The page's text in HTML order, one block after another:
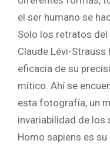
el ser humano se
Solo los retratos
Claude Lévi-
eficacia de su
mítico. Ahí se
esta fotografía, un
invariabilidad de los
Homo sapiens es